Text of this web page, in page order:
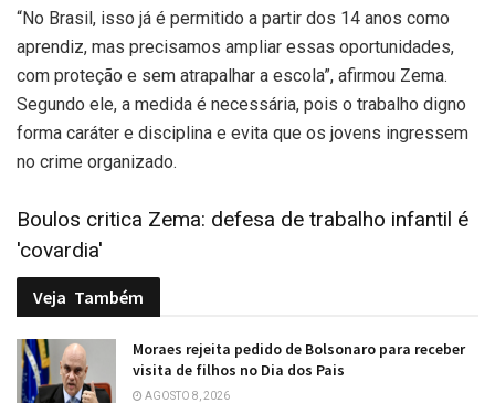
“No Brasil, isso já é permitido a partir dos 14 anos como
aprendiz, mas precisamos ampliar essas oportunidades,
com proteção e sem atrapalhar a escola”, afirmou Zema.
Segundo ele, a medida é necessária, pois o trabalho digno
forma caráter e disciplina e evita que os jovens ingressem
no crime organizado.
Boulos critica Zema: defesa de trabalho infantil é
'covardia'
Veja Também
Moraes rejeita pedido de Bolsonaro para receber
visita de filhos no Dia dos Pais
AGOSTO 8, 2026